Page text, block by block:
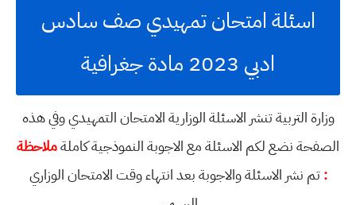
اسئلة امتحان تمهيدي صف سادس
ادبي 2023 مادة جغرافية
وزارة التربية تنشر الاسئلة الوزارية الامتحان التمهيدي وفي هذه
الصفحة نضع لكم الاسئلة مع الاجوبة النموذجية كاملةملاحظة
:تم نشر الاسئلة والاجوبة بعد انتهاء وقت الامتحان الوزاري